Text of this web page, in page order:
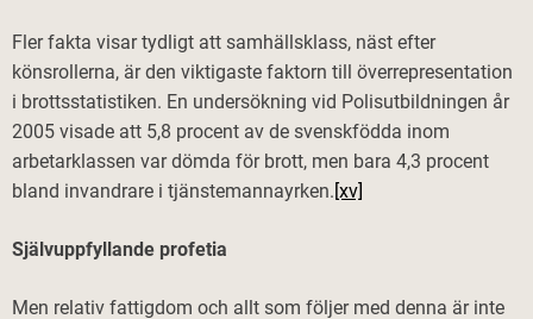
Fler fakta visar tydligt att samhällsklass, näst efter
könsrollerna, är den viktigaste faktorn till överrepresentation
i brottsstatistiken. En undersökning vid Polisutbildningen år
2005 visade att 5,8 procent av de svenskfödda inom
arbetarklassen var dömda för brott, men bara 4,3 procent
bland invandrare i tjänstemannayrken.[xv]
Självuppfyllande profetia
Men relativ fattigdom och allt som följer med denna är inte